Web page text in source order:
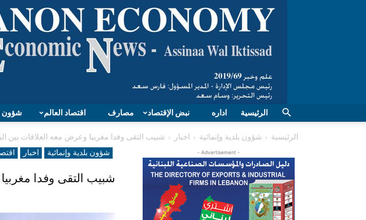
Lebanon
شؤون اقتصاد العالم مصارف نبض الإقتصاد اداره الرئيسية
الرئيسية شؤون بلدية وإنمائية اخبار
شبيب التقى وفدا مغربيا وعرض معه العلاقات بين
شؤون بلدية وإنمائية
اخبار
شبيب التقى وفدا
- Advertisement -